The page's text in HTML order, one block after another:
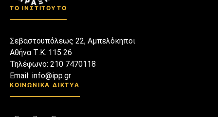
ΤΟ ΙΝΣΤΙΤΟΥΤΟ
Σεβαστουπόλεως 22, Αμπελόκηποι
Αθήνα Τ.Κ. 115 26
Τηλέφωνο: 210 7470118
Email: info@ipp.gr
ΚΟΙΝΩΝΙΚΑ ΔΙΚΤΥΑ